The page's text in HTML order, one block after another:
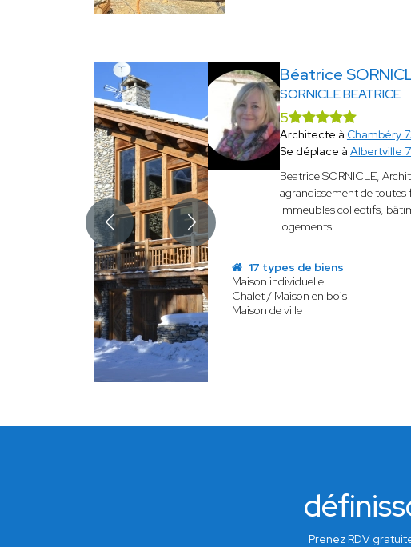
Béatrice
SORNICLE BEATRICE
5
Architecte à Chambéry
Se déplace à Albertville
Beatrice SORNICLE,
agrandissement de toutes
immeubles collectifs,
logements.
17 types de biens
Maison individuelle
Chalet / Maison en bois
Maison de ville
Prenez RDV